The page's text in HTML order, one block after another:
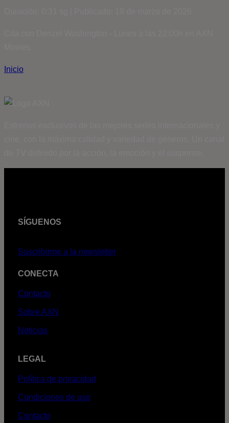
Inicio
SÍGUENOS
Suscribirme a la newsletter
CONECTA
Contacto
Sobre AXN
Noticias
LEGAL
Política de privacidad
Condiciones de uso
Contacto